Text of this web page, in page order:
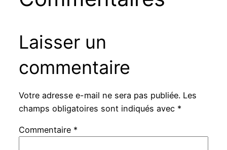
Laisser un
commentaire
Votre adresse e-mail ne sera pas publiée. Les
champs obligatoires sont indiqués avec *
Commentaire *